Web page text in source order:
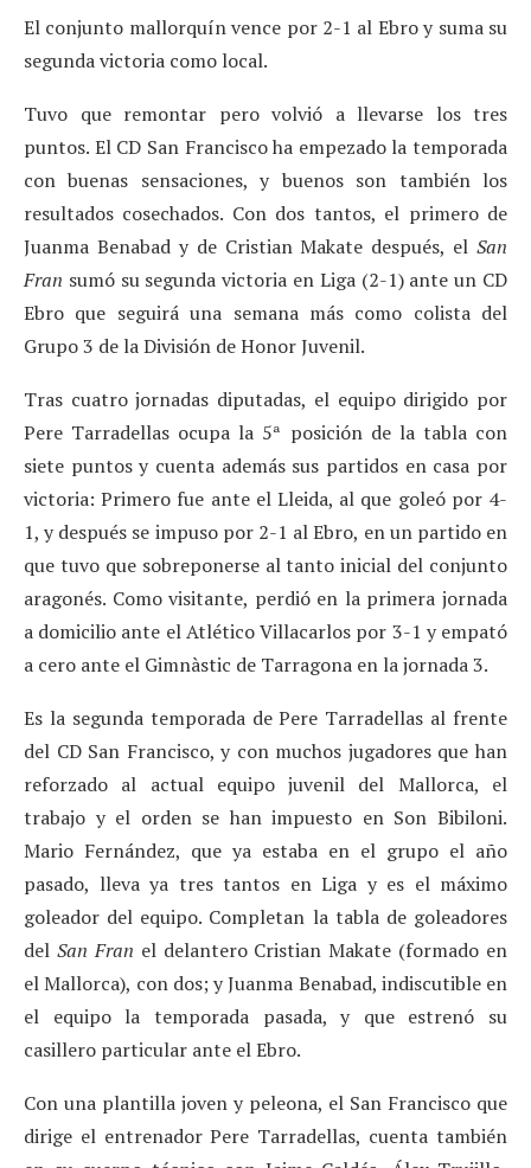
El conjunto mallorquín vence por 2-1 al Ebro y suma su
segunda victoria como local.
Tuvo que remontar pero volvió a llevarse los tres
puntos. El CD San Francisco ha empezado la temporada
con buenas sensaciones, y buenos son también los
resultados cosechados. Con dos tantos, el primero de
Juanma Benabad y de Cristian Makate después, el San
Fran sumó su segunda victoria en Liga (2-1) ante un CD
Ebro que seguirá una semana más como colista del
Grupo 3 de la División de Honor Juvenil.
Tras cuatro jornadas diputadas, el equipo dirigido por
Pere Tarradellas ocupa la 5ª posición de la tabla con
siete puntos y cuenta además sus partidos en casa por
victoria: Primero fue ante el Lleida, al que goleó por 4-
1, y después se impuso por 2-1 al Ebro, en un partido en
que tuvo que sobreponerse al tanto inicial del conjunto
aragonés. Como visitante, perdió en la primera jornada
a domicilio ante el Atlético Villacarlos por 3-1 y empató
a cero ante el Gimnàstic de Tarragona en la jornada 3.
Es la segunda temporada de Pere Tarradellas al frente
del CD San Francisco, y con muchos jugadores que han
reforzado al actual equipo juvenil del Mallorca, el
trabajo y el orden se han impuesto en Son Bibiloni.
Mario Fernández, que ya estaba en el grupo el año
pasado, lleva ya tres tantos en Liga y es el máximo
goleador del equipo. Completan la tabla de goleadores
del San Fran el delantero Cristian Makate (formado en
el Mallorca), con dos; y Juanma Benabad, indiscutible en
el equipo la temporada pasada, y que estrenó su
casillero particular ante el Ebro.
Con una plantilla joven y peleona, el San Francisco que
dirige el entrenador Pere Tarradellas, cuenta también